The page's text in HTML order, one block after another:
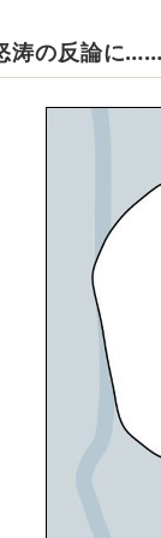
涛の反論に